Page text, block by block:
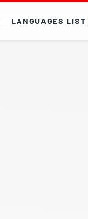
LANGUAGES